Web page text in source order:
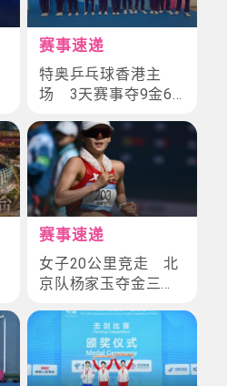
赛事速递
特奥乒乓球香港主
场 3天赛事夺9金6
赛事速递
女子20公里竞走 北
京队杨家玉夺金三连